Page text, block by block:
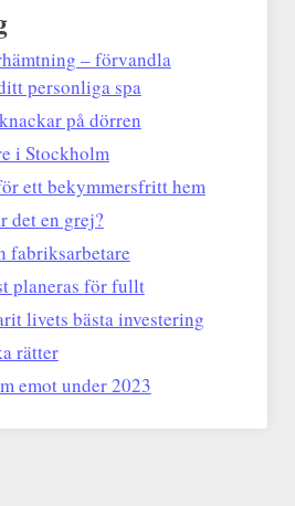
– förvandla
personliga spa
på dörren
i Stockholm
ett bekymmersfritt hem
det en grej?
fabriksarbetare
planeras för fullt
livets bästa investering
rätter
emot under 2023